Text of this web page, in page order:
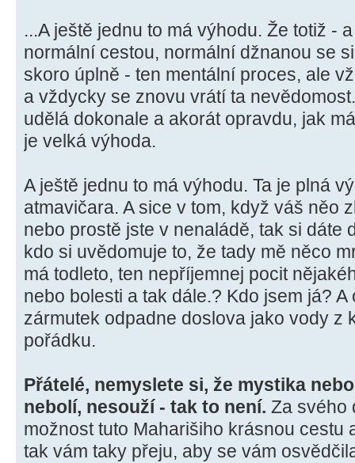
...A ještě jednu to má výhodu. Že totiž -
normální cestou, normální džnanou se
skoro úplně - ten mentální proces, ale
a vždycky se znovu vrátí ta
udělá dokonale a akorát opravdu, jak
je velká výhoda.
A ještě jednu to má výhodu. Ta je plná
atmavičara. A sice v tom, když váš něo
nebo prostě jste v nenaládě, tak si dáte
kdo si uvědomuje to, že tady mě něco
má todleto, ten nepříjemnej pocit
nebo bolesti a tak dále.? Kdo jsem já?
zármutek odpadne doslova jako vody z
pořádku.
Přátelé, nemyslete si, že mystika
nebolí, nesouží - tak to není. Za svého
možnost tuto Maharišiho krásnou cestu
tak vám taky přeju, aby se vám